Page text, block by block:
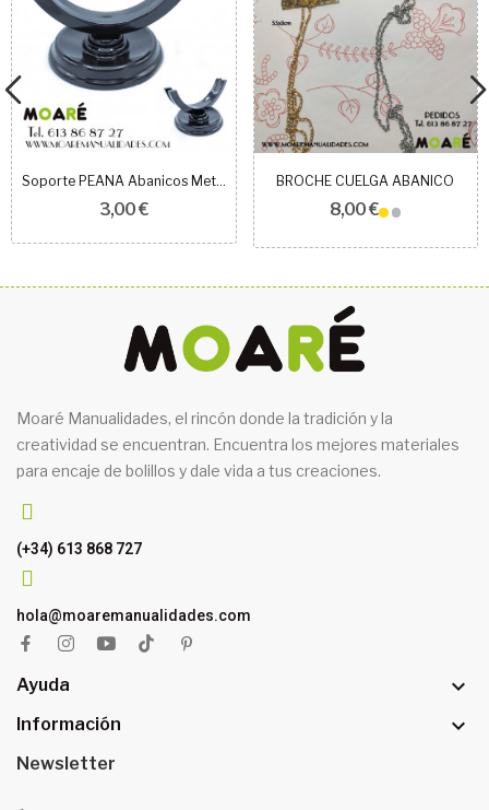
Soporte PEANA Abanicos Metacrilato NEGRO
3,00 €
BROCHE CUELGA ABANICO
8,00 €
Moaré Manualidades, el rincón donde la tradición y la
creatividad se encuentran. Encuentra los mejores materiales
para encaje de bolillos y dale vida a tus creaciones.
(+34) 613 868 727
hola@moaremanualidades.com
Ayuda 
Información 
Newsletter